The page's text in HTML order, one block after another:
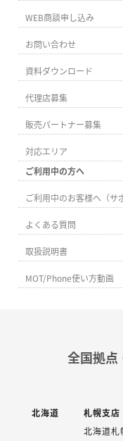
WEB商談申し込み
お問い合わせ
資料ダウンロード
代理店募集
販売パートナー募集
対応エリア
ご利用中の方へ
ご利用中のお客様へ（サ
よくある質問
取扱説明書
MOT/Phone使い方動画
全国拠点
北海道
札幌支店
北海道